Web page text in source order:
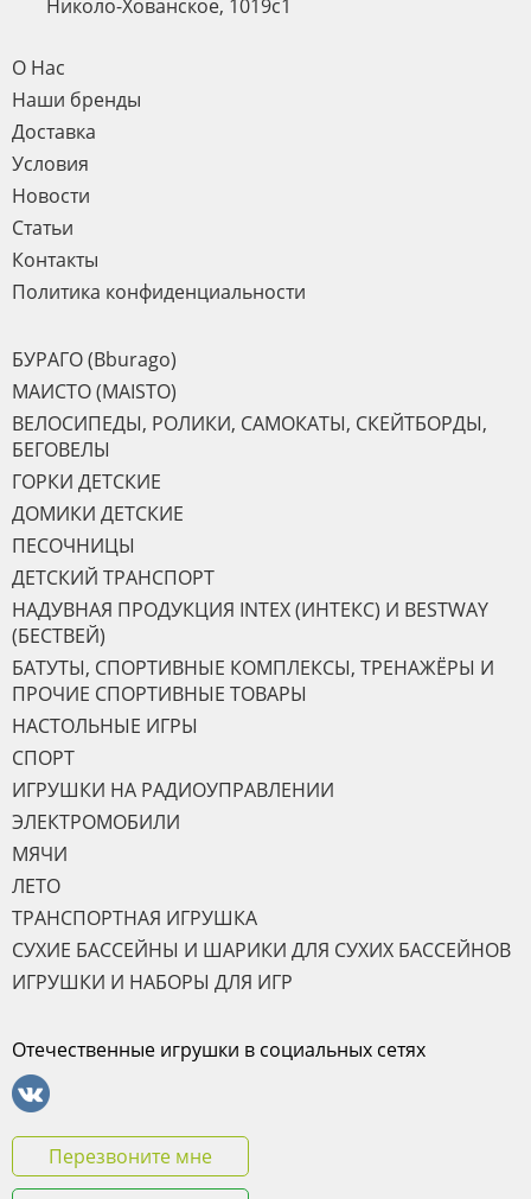
Николо-Хованское, 1019с1
О Нас
Наши бренды
Доставка
Условия
Новости
Статьи
Контакты
Политика конфиденциальности
БУРАГО (Bburago)
МАИСТО (MAISTO)
ВЕЛОСИПЕДЫ, РОЛИКИ, САМОКАТЫ, СКЕЙТБОРДЫ,
БЕГОВЕЛЫ
ГОРКИ ДЕТСКИЕ
ДОМИКИ ДЕТСКИЕ
ПЕСОЧНИЦЫ
ДЕТСКИЙ ТРАНСПОРТ
НАДУВНАЯ ПРОДУКЦИЯ INTEX (ИНТЕКС) И BESTWAY
(БЕСТВЕЙ)
БАТУТЫ, СПОРТИВНЫЕ КОМПЛЕКСЫ, ТРЕНАЖЁРЫ И
ПРОЧИЕ СПОРТИВНЫЕ ТОВАРЫ
НАСТОЛЬНЫЕ ИГРЫ
СПОРТ
ИГРУШКИ НА РАДИОУПРАВЛЕНИИ
ЭЛЕКТРОМОБИЛИ
МЯЧИ
ЛЕТО
ТРАНСПОРТНАЯ ИГРУШКА
СУХИЕ БАССЕЙНЫ И ШАРИКИ ДЛЯ СУХИХ БАССЕЙНОВ
ИГРУШКИ И НАБОРЫ ДЛЯ ИГР
Отечественные игрушки в социальных сетях
Перезвоните мне